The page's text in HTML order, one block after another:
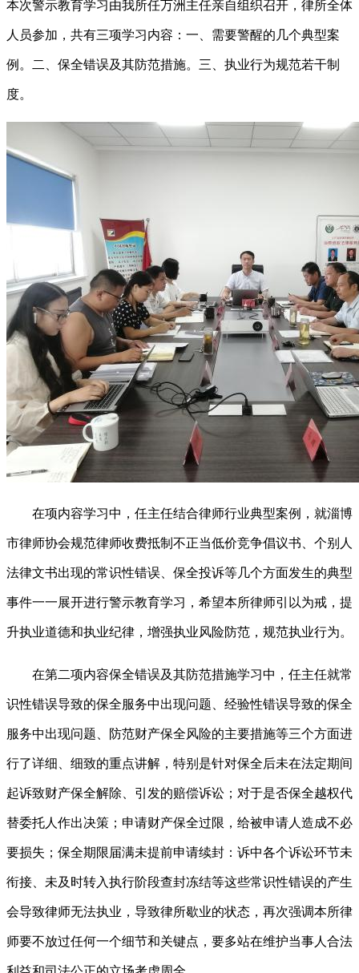
本次警示教育学习由我所任万洲主任亲自组织召开，律所全体
人员参加，共有三项学习内容：一、需要警醒的几个典型案
例。二、保全错误及其防范措施。三、执业行为规范若干制
度。
在项内容学习中，任主任结合律师行业典型案例，就淄博
市律师协会规范律师收费抵制不正当低价竞争倡议书、个别人
法律文书出现的常识性错误、保全投诉等几个方面发生的典型
事件一一展开进行警示教育学习，希望本所律师引以为戒，提
升执业道德和执业纪律，增强执业风险防范，规范执业行为。
在第二项内容保全错误及其防范措施学习中，任主任就常
识性错误导致的保全服务中出现问题、经验性错误导致的保全
服务中出现问题、防范财产保全风险的主要措施等三个方面进
行了详细、细致的重点讲解，特别是针对保全后未在法定期间
起诉致财产保全解除、引发的赔偿诉讼；对于是否保全越权代
替委托人作出决策；申请财产保全过限，给被申请人造成不必
要损失；保全期限届满未提前申请续封：诉中各个诉讼环节未
衔接、未及时转入执行阶段查封冻结等这些常识性错误的产生
会导致律师无法执业，导致律所歇业的状态，再次强调本所律
师要不放过任何一个细节和关键点，要多站在维护当事人合法